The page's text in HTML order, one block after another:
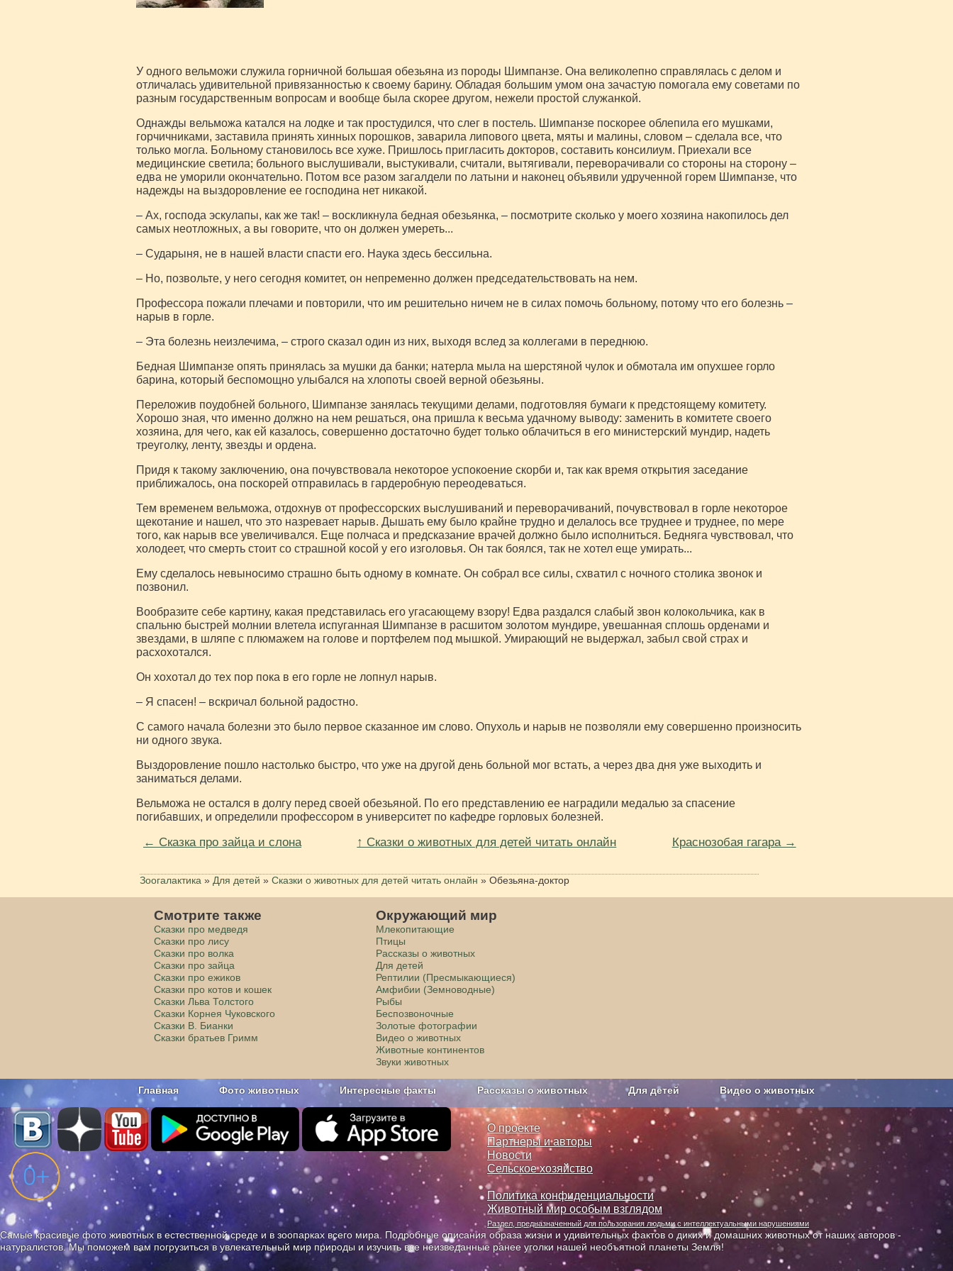
У одного вельможи служила горничной большая обезьяна из породы Шимпанзе. Она великолепно справлялась с делом и
отличалась удивительной привязанностью к своему барину. Обладая большим умом она зачастую помогала ему советами по
разным государственным вопросам и вообще была скорее другом, нежели простой служанкой.
Однажды вельможа катался на лодке и так простудился, что слег в постель. Шимпанзе поскорее облепила его мушками,
горчичниками, заставила принять хинных порошков, заварила липового цвета, мяты и малины, словом – сделала все, что
только могла. Больному становилось все хуже. Пришлось пригласить докторов, составить консилиум. Приехали все
медицинские светила; больного выслушивали, выстукивали, считали, вытягивали, переворачивали со стороны на сторону –
едва не уморили окончательно. Потом все разом загалдели по латыни и наконец объявили удрученной горем Шимпанзе, что
надежды на выздоровление ее господина нет никакой.
– Ах, господа эскулапы, как же так! – воскликнула бедная обезьянка, – посмотрите сколько у моего хозяина накопилось дел
самых неотложных, а вы говорите, что он должен умереть...
– Сударыня, не в нашей власти спасти его. Наука здесь бессильна.
– Но, позвольте, у него сегодня комитет, он непременно должен председательствовать на нем.
Профессора пожали плечами и повторили, что им решительно ничем не в силах помочь больному, потому что его болезнь –
нарыв в горле.
– Эта болезнь неизлечима, – строго сказал один из них, выходя вслед за коллегами в переднюю.
Бедная Шимпанзе опять принялась за мушки да банки; натерла мыла на шерстяной чулок и обмотала им опухшее горло
барина, который беспомощно улыбался на хлопоты своей верной обезьяны.
Переложив поудобней больного, Шимпанзе занялась текущими делами, подготовляя бумаги к предстоящему комитету.
Хорошо зная, что именно должно на нем решаться, она пришла к весьма удачному выводу: заменить в комитете своего
хозяина, для чего, как ей казалось, совершенно достаточно будет только облачиться в его министерский мундир, надеть
треуголку, ленту, звезды и ордена.
Придя к такому заключению, она почувствовала некоторое успокоение скорби и, так как время открытия заседание
приближалось, она поскорей отправилась в гардеробную переодеваться.
Тем временем вельможа, отдохнув от профессорских выслушиваний и переворачиваний, почувствовал в горле некоторое
щекотание и нашел, что это назревает нарыв. Дышать ему было крайне трудно и делалось все труднее и труднее, по мере
того, как нарыв все увеличивался. Еще полчаса и предсказание врачей должно было исполниться. Бедняга чувствовал, что
холодеет, что смерть стоит со страшной косой у его изголовья. Он так боялся, так не хотел еще умирать...
Ему сделалось невыносимо страшно быть одному в комнате. Он собрал все силы, схватил с ночного столика звонок и
позвонил.
Вообразите себе картину, какая представилась его угасающему взору! Едва раздался слабый звон колокольчика, как в
спальню быстрей молнии влетела испуганная Шимпанзе в расшитом золотом мундире, увешанная сплошь орденами и
звездами, в шляпе с плюмажем на голове и портфелем под мышкой. Умирающий не выдержал, забыл свой страх и
расхохотался.
Он хохотал до тех пор пока в его горле не лопнул нарыв.
– Я спасен! – вскричал больной радостно.
С самого начала болезни это было первое сказанное им слово. Опухоль и нарыв не позволяли ему совершенно произносить
ни одного звука.
Выздоровление пошло настолько быстро, что уже на другой день больной мог встать, а через два дня уже выходить и
заниматься делами.
Вельможа не остался в долгу перед своей обезьяной. По его представлению ее наградили медалью за спасение
погибавших, и определили профессором в университет по кафедре горловых болезней.
← Сказка про зайца и слона ↑ Сказки о животных для детей читать онлайн Краснозобая гагара →
Зоогалактика » Для детей » Сказки о животных для детей читать онлайн » Обезьяна-доктор
Смотрите также
Сказки про медведя
Сказки про лису
Сказки про волка
Сказки про зайца
Сказки про ежиков
Сказки про котов и кошек
Сказки Льва Толстого
Сказки Корнея Чуковского
Сказки В. Бианки
Сказки братьев Гримм
Окружающий мир
Млекопитающие
Птицы
Рассказы о животных
Для детей
Рептилии (Пресмыкающиеся)
Амфибии (Земноводные)
Рыбы
Беспозвоночные
Золотые фотографии
Видео о животных
Животные континентов
Звуки животных
Главная Фото животных Интересные факты Рассказы о животных Для детей Видео о животных
Наши приложения. Бесплатно и без рекламы О проекте Сельское хозяйство
О проекте
Партнеры и авторы
Новости
Сельское хозяйство
Политика конфиденциальности
Животный мир особым взглядом
Раздел, предназначенный для пользования людьми с интеллектуальными нарушениями
Самые красивые фото животных в естественной среде и в зоопарках всего мира. Подробные описания образа жизни и удивительных фактов о диких и домашних животных от наших авторов -
натуралистов. Мы поможем вам погрузиться в увлекательный мир природы и изучить все неизведанные ранее уголки нашей необъятной планеты Земля!